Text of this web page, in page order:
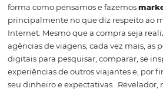
Dados doGoogle Tripsindicam
dos viajantes ao redor do
planejar uma viagem. Essa
forma como pensamos e fazemos